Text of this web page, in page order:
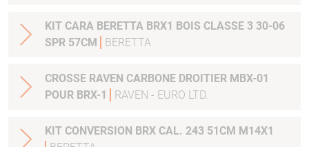
KIT CARA BERETTA BRX1 BOIS CLASSE 3 30-06
SPR 57CM
BERETTA
CROSSE RAVEN CARBONE DROITIER MBX-01
POUR BRX-1
RAVEN - EURO LTD.
KIT CONVERSION BRX CAL. 243 51CM M14X1